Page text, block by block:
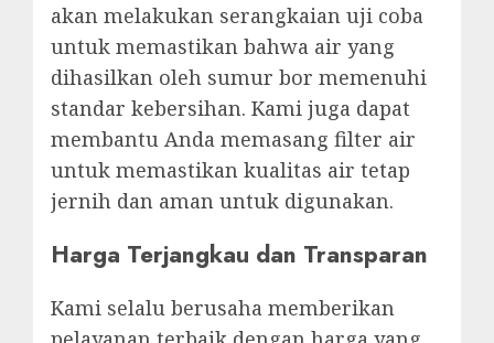
akan melakukan serangkaian uji coba
untuk memastikan bahwa air yang
dihasilkan oleh sumur bor memenuhi
standar kebersihan. Kami juga dapat
membantu Anda memasang filter air
untuk memastikan kualitas air tetap
jernih dan aman untuk digunakan.
Harga Terjangkau dan Transparan
Kami selalu berusaha memberikan